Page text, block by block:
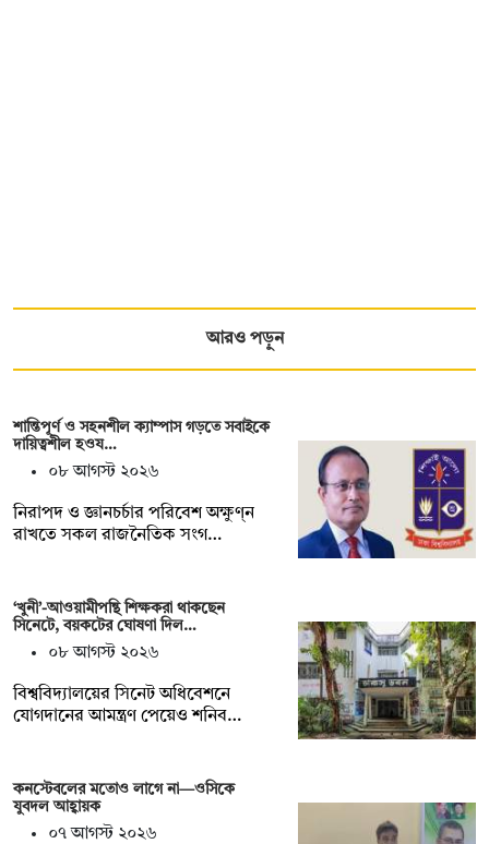
আরও পড়ুন
শান্তিপূর্ণ ও সহনশীল ক্যাম্পাস গড়তে সবাইকে
দায়িত্বশীল হওয…
০৮ আগস্ট ২০২৬
নিরাপদ ও জ্ঞানচর্চার পরিবেশ অক্ষুণ্ন
রাখতে সকল রাজনৈতিক সংগ…
‘খুনী’-আওয়ামীপন্থি শিক্ষকরা থাকছেন
সিনেটে, বয়কটের ঘোষণা দিল…
০৮ আগস্ট ২০২৬
বিশ্ববিদ্যালয়ের সিনেট অধিবেশনে
যোগদানের আমন্ত্রণ পেয়েও শনিব…
কনস্টেবলের মতোও লাগে না—ওসিকে
যুবদল আহ্বায়ক
০৭ আগস্ট ২০২৬